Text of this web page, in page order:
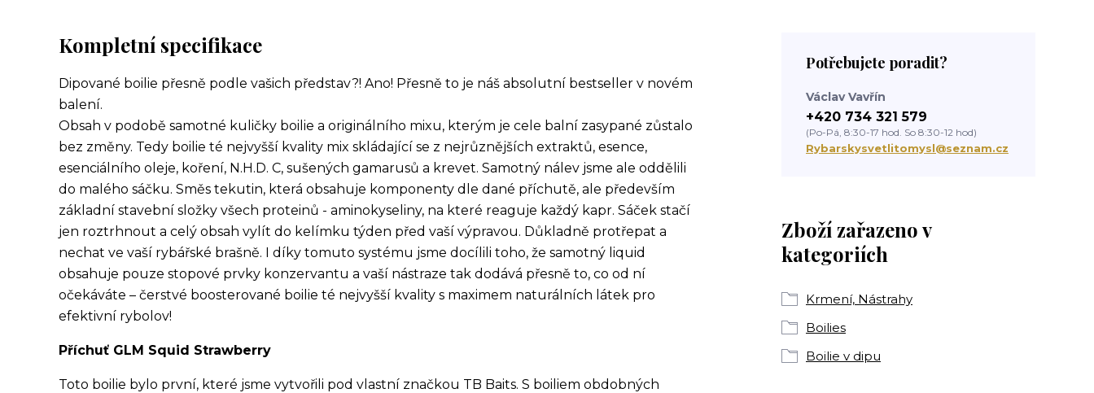
Kompletní specifikace
Dipované boilie přesně podle vašich představ?! Ano! Přesně to je náš absolutní bestseller v novém
balení.
Obsah v podobě samotné kuličky boilie a originálního mixu, kterým je cele balní zasypané zůstalo
bez změny. Tedy boilie té nejvyšší kvality mix skládající se z nejrůznějších extraktů, esence,
esenciálního oleje, koření, N.H.D. C, sušených gamarusů a krevet. Samotný nálev jsme ale oddělili
do malého sáčku. Směs tekutin, která obsahuje komponenty dle dané příchutě, ale především
základní stavební složky všech proteinů - aminokyseliny, na které reaguje každý kapr. Sáček stačí
jen roztrhnout a celý obsah vylít do kelímku týden před vaší výpravou. Důkladně protřepat a
nechat ve vaší rybářské brašně. I díky tomuto systému jsme docílili toho, že samotný liquid
obsahuje pouze stopové prvky konzervantu a vaší nástraze tak dodává přesně to, co od ní
očekáváte – čerstvé boosterované boilie té nejvyšší kvality s maximem naturálních látek pro
efektivní rybolov!
Příchuť GLM Squid Strawberry
Toto boilie bylo první, které jsme vytvořili pod vlastní značkou TB Baits. S boiliem obdobných
Zboží zařazeno v
kategoriích
Krmení, Nástrahy
Boilies
Boilie v dipu
Potřebujete poradit?
Václav Vavřín
+420 734 321 579
(Po-Pá, 8:30-17 hod. So 8:30-12 hod)
Rybarskysvetlitomysl@seznam.cz